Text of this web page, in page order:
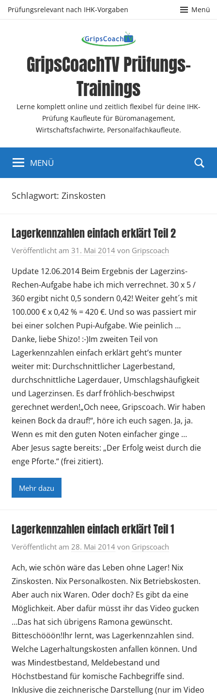
ZumPrüfungsrelevant nach IHK-Vorgaben Menü
GripsCoachTV Prüfungs-
Trainings
Lerne komplett online und zeitlich flexibel für deine IHK-
Prüfung Kaufleute für Büromanagement,
Wirtschaftsfachwirte, Personalfachkaufleute.
MENÜ
Schlagwort: Zinskosten
Lagerkennzahlen einfach erklärt Teil 2
Veröffentlicht am 31. Mai 2014 von Gripscoach
Update 12.06.2014 Beim Ergebnis der Lagerzins-
Rechen-Aufgabe habe ich mich verrechnet. 30 x 5 /
360 ergibt nicht 0,5 sondern 0,42! Weiter geht´s mit
100.000 € x 0,42 % = 420 €. Und so was passiert mir
bei einer solchen Pupi-Aufgabe. Wie peinlich …
Danke, liebe Shizo! :-)Im zweiten Teil von
Lagerkennzahlen einfach erklärt geht’s munter
weiter mit: Durchschnittlicher Lagerbestand,
durchschnittliche Lagerdauer, Umschlagshäufigkeit
und Lagerzinsen. Es darf fröhlich-beschwipst
gerechnet werden!„Och neee, Gripscoach. Wir haben
keinen Bock da drauf!“, höre ich euch sagen. Ja, ja.
Wenn es mit den guten Noten einfacher ginge …
Aber Jesus sagte bereits: „Der Erfolg weist durch die
enge Pforte.“ (frei zitiert).
Mehr dazu
Lagerkennzahlen einfach erklärt Teil 1
Veröffentlicht am 28. Mai 2014 von Gripscoach
Ach, wie schön wäre das Leben ohne Lager! Nix
Zinskosten. Nix Personalkosten. Nix Betriebskosten.
Aber auch nix Waren. Oder doch? Es gibt da eine
Möglichkeit. Aber dafür müsst ihr das Video gucken
…Das hat sich übrigens Ramona gewünscht.
Bitteschööön!Ihr lernt, was Lagerkennzahlen sind.
Welche Lagerhaltungskosten anfallen können. Und
was Mindestbestand, Meldebestand und
Höchstbestand für komische Fachbegriffe sind.
Inklusive die zeichnerische Darstellung (nur im Video